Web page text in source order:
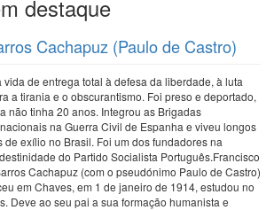
destaque
Cachapuz (Paulo de Castro)
vida de entrega total à defesa da liberdade, à luta
a tirania e o obscurantismo. Foi preso e deportado,
não tinha 20 anos. Integrou as Brigadas
na Guerra Civil de Espanha e viveu longos
de exílio no Brasil. Foi um dos fundadores na
do Partido Socialista Português.Francisco
Cachapuz (com o pseudónimo Paulo de Castro)
em Chaves, em 1 de janeiro de 1914, estudou no
Deve ao seu pai a sua formação humanista e